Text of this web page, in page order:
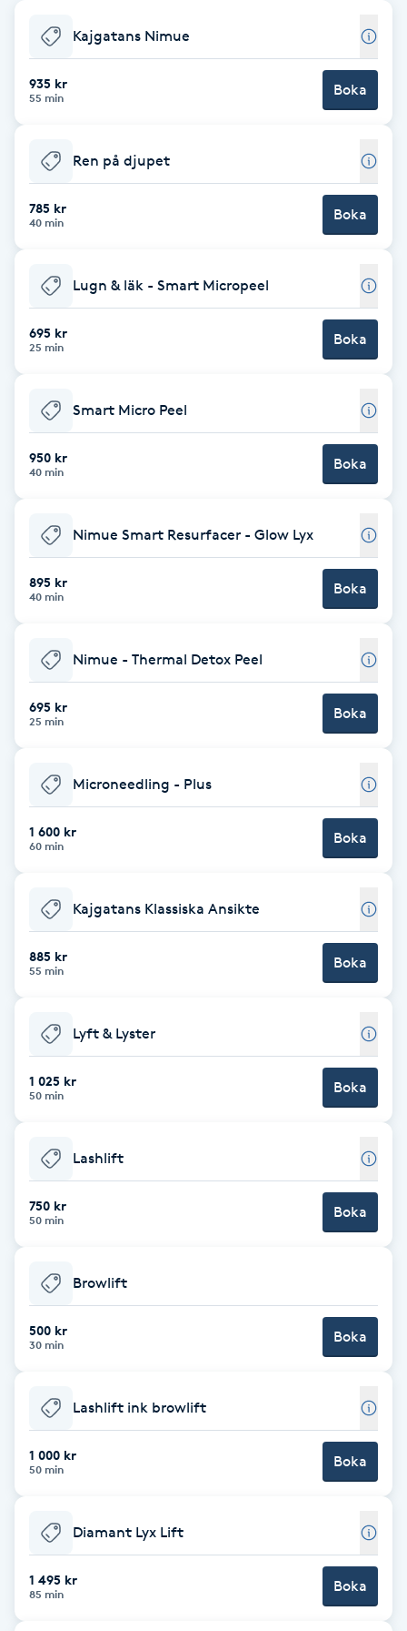
Babylights
Balayage
Barber
BIAB
Blowout
Brynfärgning
Brynplockning
Bröllopsuppsättning
C
Celluliter
Coachning
Diamantslipning
Extensions
Extensions borttagning
Eyeliner-tatuering
F
Face framing
Faceliftmassage
Fet hårbotten
Fibromassage
Fillers
Fotmassage
Kajgatans Nimue
935 kr
55 min Boka
Ren på djupet
785 kr
40 min Boka
Lugn & läk - Smart Micropeel
695 kr
25 min Boka
Smart Micro Peel
950 kr
40 min Boka
Nimue Smart Resurfacer - Glow Lyx
895 kr
40 min Boka
Nimue - Thermal Detox Peel
695 kr
25 min Boka
Microneedling - Plus
1 600 kr
60 min Boka
Kajgatans Klassiska Ansikte
885 kr
55 min Boka
Lyft & Lyster
1 025 kr
50 min Boka
Lashlift
750 kr
50 min Boka
Browlift
500 kr
30 min Boka
Lashlift ink browlift
1 000 kr
50 min Boka
Diamant Lyx Lift
1 495 kr
85 min Boka